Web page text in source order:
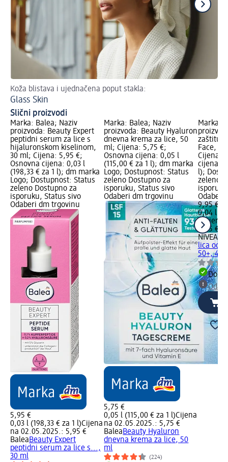
Koža blistava i ujednačena poput stakla:
Glass Skin
Slični proizvodi
Marka: Balea; Naziv
proizvoda: Beauty Expert
peptidni serum za lice s
hijaluronskom kiselinom,
30 ml; Cijena: 5,95 €;
Osnovna cijena: 0,03 l
(198,33 € za 1 l); dm marka
Logo; Dostupnost: Status
zeleno Dostupno za
isporuku, Status sivo
Odaberi dm trgovinu
5,95 €
0,03 l (198,33 € za 1 l)Cijena
na 02.05.2025.: 5,95 €
BaleaBeauty Expert
peptidni serum za lice s...,
30 ml
Marka: Balea; Naziv
proizvoda: Beauty Hyaluron
dnevna krema za lice, 50
ml; Cijena: 5,75 €;
Osnovna cijena: 0,05 l
(115,00 € za 1 l); dm marka
Logo; Dostupnost: Status
zeleno Dostupno za
isporuku, Status sivo
Odaberi dm trgovinu
5,75 €
0,05 l (115,00 € za 1 l)Cijena
na 02.05.2025.: 5,75 €
BaleaBeauty Hyaluron
dnevna krema za lice, 50
ml
(224)
Marka:
zaštitu
Face,
Cijena:
cijena:
l);
zeleno
Odaberi
9,95 €
0,04 l
l)Cijena
9,95 €
NIVEA
lica od
50+, 40